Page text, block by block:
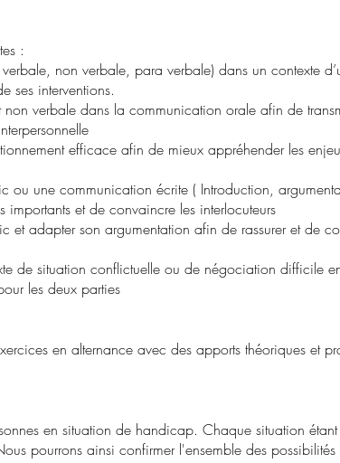
:
non verbale, para verbale) dans un contexte
ses interventions.
verbale dans la communication orale afin de
efficace afin de mieux appréhender les
ou une communication écrite ( Introduction,
et de convaincre les interlocuteurs
et adapter son argumentation afin de rassurer et de
de situation conflictuelle ou de négociation difficile
les deux parties
en alternance avec des apports théoriques et
en situation de handicap. Chaque situation
pourrons ainsi confirmer l'ensemble des